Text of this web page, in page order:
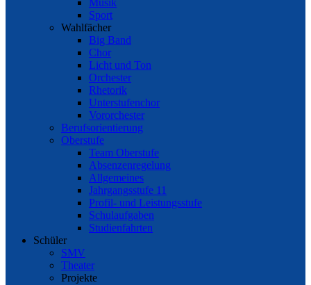
Musik
Sport
Wahlfächer
Big Band
Chor
Licht und Ton
Orchester
Rhetorik
Unterstufenchor
Vororchester
Berufsorientierung
Oberstufe
Team Oberstufe
Absenzenregelung
Allgemeines
Jahrgangsstufe 11
Profil- und Leistungsstufe
Schulaufgaben
Studienfahrten
Schüler
SMV
Theater
Projekte